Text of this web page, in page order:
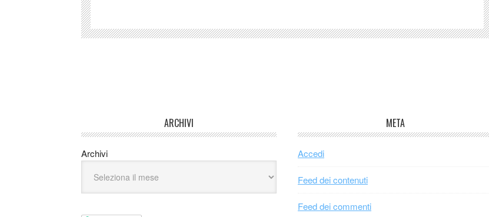
ARCHIVI
Archivi
META
Accedi
Feed dei contenuti
Feed dei commenti